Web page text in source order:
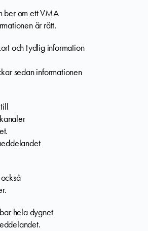
ber om ett VMA
är rätt.
och tydlig information
sedan informationen
hela dygnet